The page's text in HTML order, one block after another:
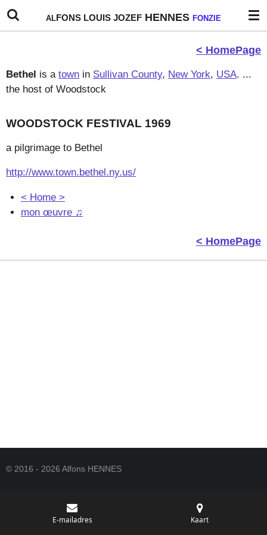
Ga
direct
hoofdinhoud
ALFONS LOUIS JOZEF HENNES FONZIE
< HomePage
Bethel is a town in Sullivan County, New York, USA. ...
the host of Woodstock
WOODSTOCK FESTIVAL 1969
a pilgrimage to Bethel
http://www.town.bethel.ny.us/
< Home >
mon œuvre ♫
< HomePage
© 2016 - 2026 Alfons HENNES
E-mailadres Kaart